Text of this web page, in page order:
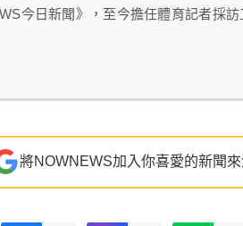
今日新聞》，至今擔任體育記者採
將NOWNEWS加入你喜愛的新聞來